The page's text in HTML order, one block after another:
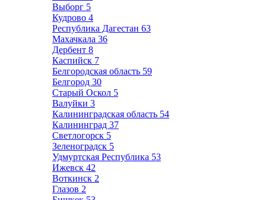
Выборг 5
Кудрово 4
Республика Дагестан 63
Махачкала 36
Дербент 8
Каспийск 7
Белгородская область 59
Белгород 30
Старый Оскол 5
Валуйки 3
Калининградская область 54
Калининград 37
Светлогорск 5
Зеленоградск 5
Удмуртская Республика 53
Ижевск 42
Воткинск 2
Глазов 2